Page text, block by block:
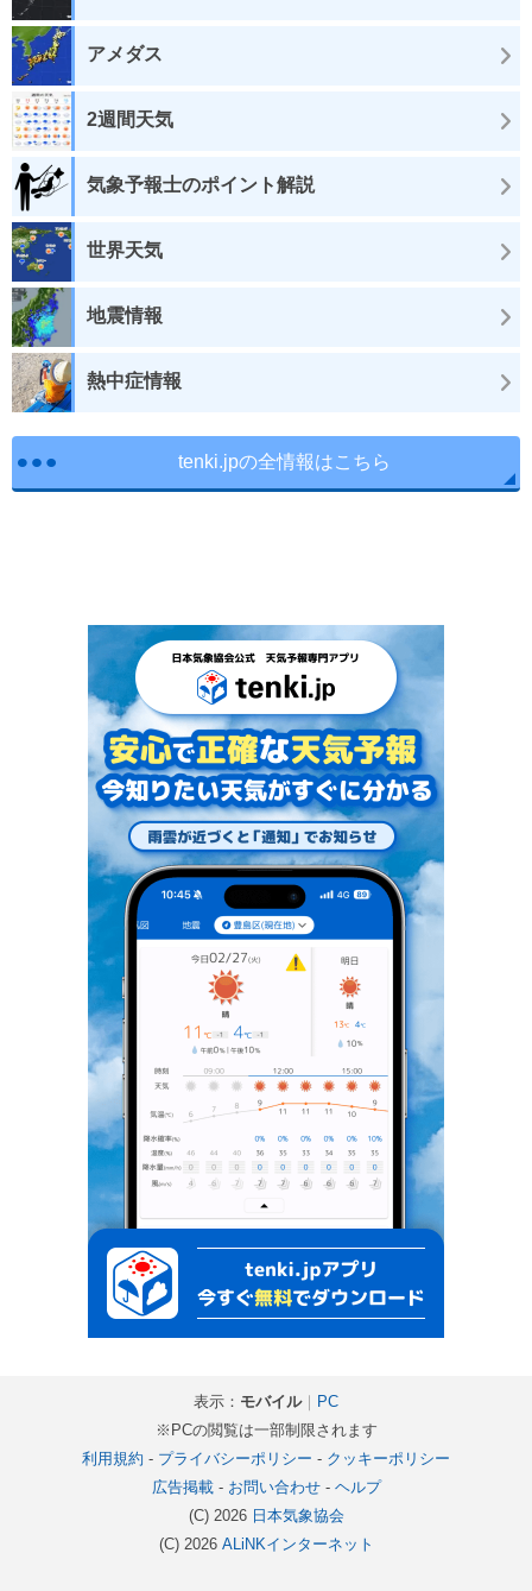
アメダス
2週間天気
気象予報士のポイント解説
世界天気
地震情報
熱中症情報
tenki.jpの全情報はこちら
表示： モバイル｜ PC
※PCの閲覧は一部制限されます
利用規約 - プライバシーポリシー - クッキーポリシー
広告掲載- お問い合わせ- ヘルプ
(C) 2026 日本気象協会
(C) 2026 ALiNKインターネット